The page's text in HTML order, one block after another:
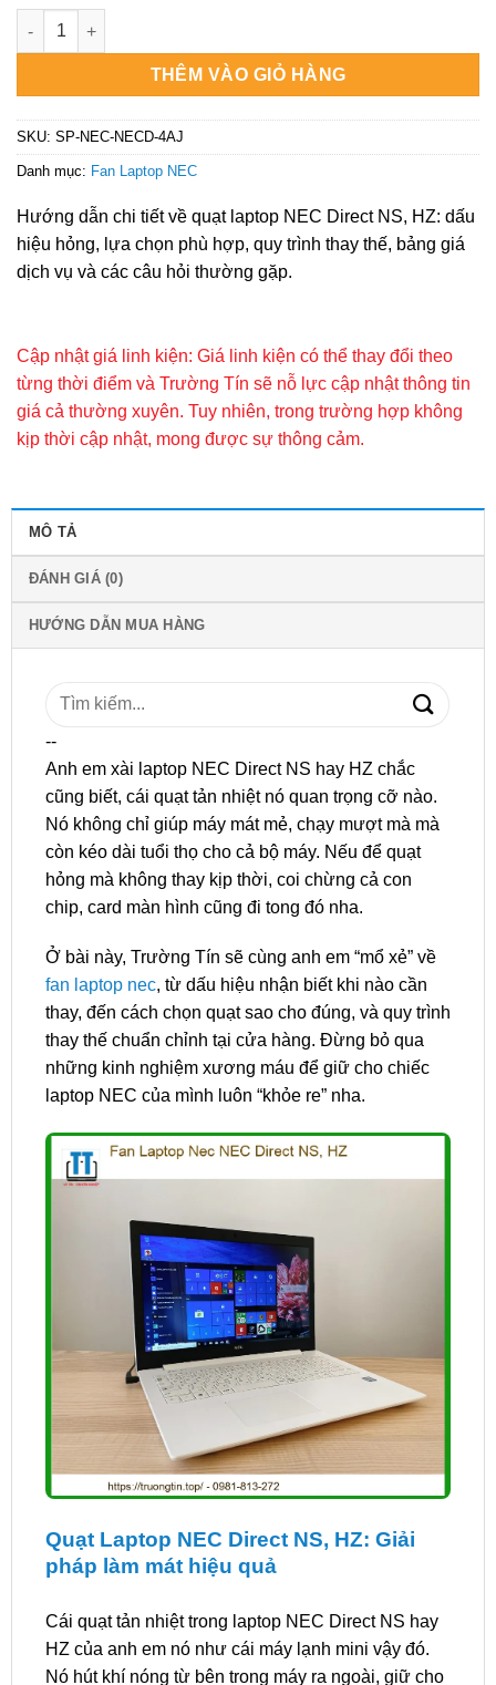
Quạt Laptop NEC Direct NS, HZ Chính Hãng - Thay Nhanh,
THÊM VÀO GIỎ HÀNG
SKU: SP-NEC-NECD-4AJ
Danh mục: Fan Laptop NEC
Hướng dẫn chi tiết về quạt laptop NEC Direct NS, HZ: dấu
hiệu hỏng, lựa chọn phù hợp, quy trình thay thế, bảng giá
dịch vụ và các câu hỏi thường gặp.
Cập nhật giá linh kiện: Giá linh kiện có thể thay đổi theo
từng thời điểm và Trường Tín sẽ nỗ lực cập nhật thông tin
giá cả thường xuyên. Tuy nhiên, trong trường hợp không
kịp thời cập nhật, mong được sự thông cảm.
MÔ TẢ
ĐÁNH GIÁ (0)
HƯỚNG DẪN MUA HÀNG
Tìm
--
Anh em xài laptop NEC Direct NS hay HZ chắc
cũng biết, cái quạt tản nhiệt nó quan trọng cỡ nào.
Nó không chỉ giúp máy mát mẻ, chạy mượt mà mà
còn kéo dài tuổi thọ cho cả bộ máy. Nếu để quạt
hỏng mà không thay kịp thời, coi chừng cả con
chip, card màn hình cũng đi tong đó nha.
Ở bài này, Trường Tín sẽ cùng anh em “mổ xẻ” về
fan laptop nec, từ dấu hiệu nhận biết khi nào cần
thay, đến cách chọn quạt sao cho đúng, và quy trình
thay thế chuẩn chỉnh tại cửa hàng. Đừng bỏ qua
những kinh nghiệm xương máu để giữ cho chiếc
laptop NEC của mình luôn “khỏe re” nha.
Quạt Laptop NEC Direct NS, HZ: Giải
pháp làm mát hiệu quả
Cái quạt tản nhiệt trong laptop NEC Direct NS hay
HZ của anh em nó như cái máy lạnh mini vậy đó.
Nó hút khí nóng từ bên trong máy ra ngoài, giữ cho